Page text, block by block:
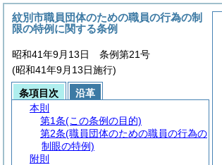
紋別市職員団体のための職員の行為の制
限の特例に関する条例
昭和41年9月13日 条例第21号
(昭和41年9月13日施行)
条項目次
沿革
本則
第1条(この条例の目的)
第2条(職員団体のための職員の行為の
制眼の特例)
附則